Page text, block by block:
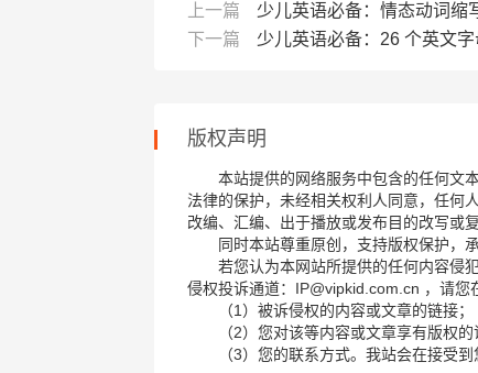
上一篇
少儿英语必备：情态动词缩
下一篇
少儿英语必备：26 个英文
版权声明
本站提供的网络服务中包含的任何文
法律的保护，未经相关权利人同意，任何
改编、汇编、出于播放或发布目的改写或
同时本站尊重原创，支持版权保护，
若您认为本网站所提供的任何内容侵
侵权投诉通道：IP@vipkid.com.cn ，请您
（1）被诉侵权的内容或文章的链接；
（2）您对该等内容或文章享有版权的
（3）您的联系方式。我站会在接受